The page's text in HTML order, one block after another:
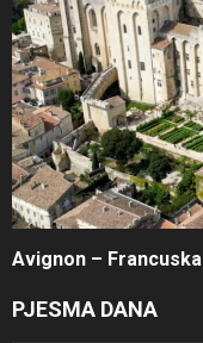
Avignon – Francuska
PJESMA DANA